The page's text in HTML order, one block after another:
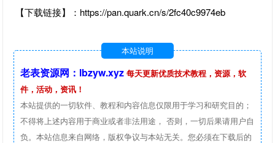
【下载链接】：https://pan.quark.cn/s/2fc40c9974eb
本站说明
老表资源网：lbzyw.xyz 每天更新优质技术教程，资源，软
件，活动，资讯！
本站提供的一切软件、教程和内容信息仅限用于学习和研究目的；
不得将上述内容用于商业或者非法用途， 否则，一切后果请用户自
负。本站信息来自网络，版权争议与本站无关。您必须在下载后的